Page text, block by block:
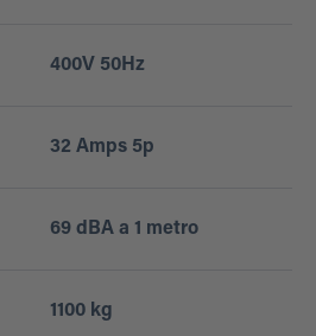
400V 50Hz
32 Amps 5p
69 dBA a 1 metro
1100 kg